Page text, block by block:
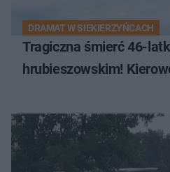
DRAMAT W SIEKIERZYŃCACH
Tragiczna śmierć 46-
hrubieszowskim!